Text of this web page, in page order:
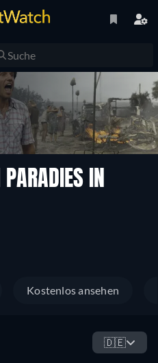
PARADIES IN
Kostenlos ansehen
🇩🇪